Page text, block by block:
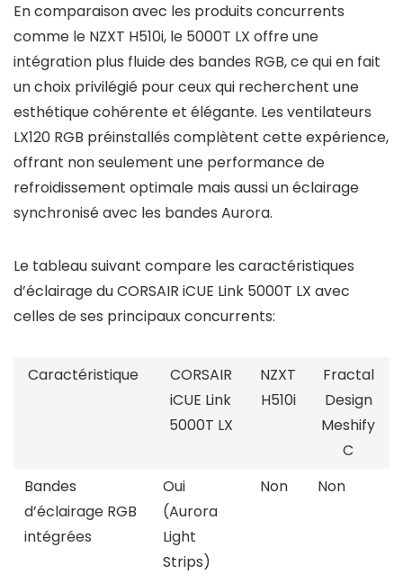
En comparaison avec les produits concurrents
comme le NZXT H510i, le 5000T LX offre une
intégration plus fluide des bandes RGB, ce qui en fait
un choix privilégié pour ceux qui recherchent une
esthétique cohérente et élégante. Les ventilateurs
LX120 RGB préinstallés complètent cette expérience,
offrant non seulement une performance de
refroidissement optimale mais aussi un éclairage
synchronisé avec les bandes Aurora.
Le tableau suivant compare les caractéristiques
d’éclairage du CORSAIR iCUE Link 5000T LX avec
celles de ses principaux concurrents:
Caractéristique
CORSAIR
iCUE Link
5000T LX
NZXT
H510i
Fractal
Design
Meshify
C
Bandes
d’éclairage RGB
intégrées
Oui
(Aurora
Light
Strips)
Non Non